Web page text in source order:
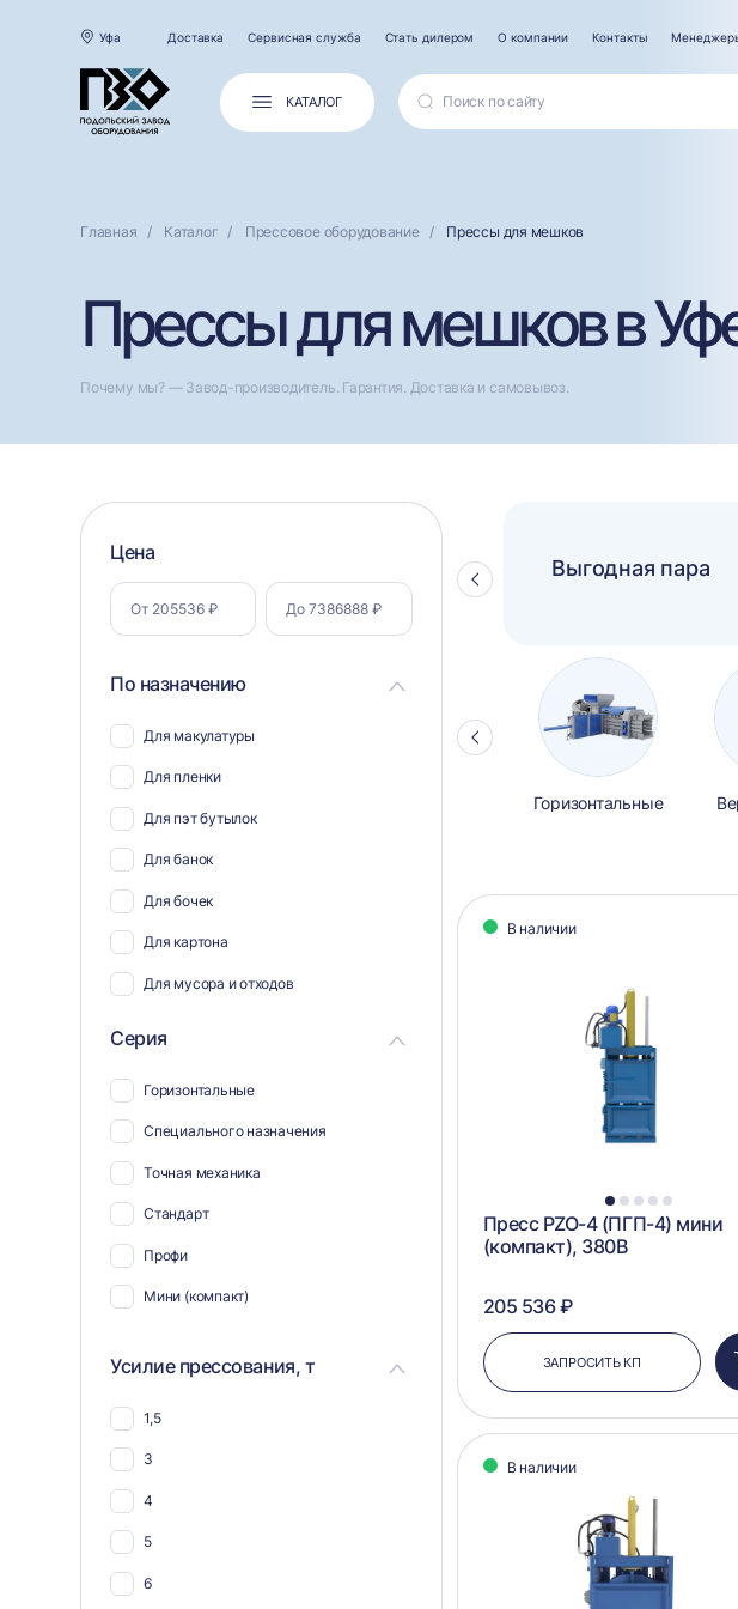
Уфа Доставка Сервисная служба Стать дилером О компании Контакты
КАТАЛОГ
Главная Каталог Прессовое оборудование Прессы для мешков
Прессы для мешков в
Почему мы? — Завод-производитель. Гарантия. Доставка и самовывоз.
Фильтр
по
параметрам
Цена
По назначению
Для макулатуры
Для пленки
Для пэт бутылок
Для банок
Для бочек
Для картона
Для мусора и отходов
Серия
Горизонтальные
Специального назначения
Точная механика
Стандарт
Профи
Мини (компакт)
Усилие прессования, т
1,5
3
4
5
6
Стрелка
Полуавтоматический паллетоупаковщик
ПЗО BPW-2000
Выгодная пара
Стрелка
Горизонтальные
Каталог
В наличии
1 2 3 4 5
Пресс PZO-4 (ПГП-4) мини
(компакт), 380В
205 536 ₽
ЗАПРОСИТЬ КП
В наличии